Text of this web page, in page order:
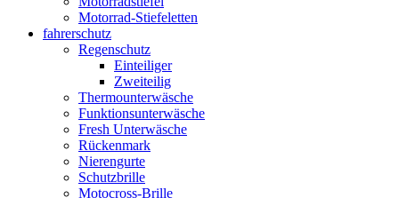
Motorrad-Stiefeletten
fahrerschutz
Regenschutz
Einteiliger
Zweiteilig
Thermounterwäsche
Funktionsunterwäsche
Fresh Unterwäsche
Rückenmark
Nierengurte
Schutzbrille
Motocross-Brille